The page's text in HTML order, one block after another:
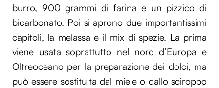
burro, 900 grammi di farina e un pizzico di
bicarbonato. Poi si aprono due importantissimi
capitoli, la melassa e il mix di spezie. La prima
viene usata soprattutto nel nord d’Europa e
Oltreoceano per la preparazione dei dolci, ma
può essere sostituita dal miele o dallo sciroppo